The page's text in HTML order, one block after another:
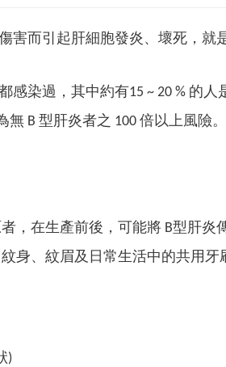
害而引起肝細胞發炎、壞死，就
染過，其中約有15 ~ 20 % 的人
B 型肝炎者之 100 倍以上風險。
，在生產前後，可能將 B型肝炎
身、紋眉及日常生活中的共用牙
)